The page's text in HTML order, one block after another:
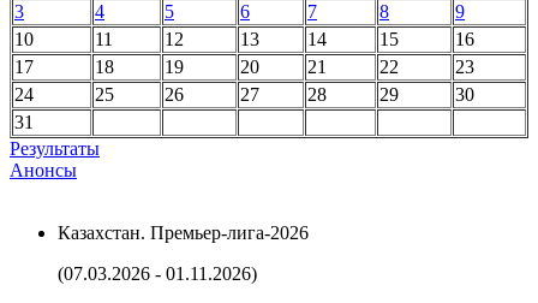
3
4 5 6 7 8
9
10
11 12 13 14 15
16
17
18 19 20 21 22
23
24
25 26 27 28 29
30
31
Результаты
Анонсы
Казахстан. Премьер-лига-2026
(07.03.2026 - 01.11.2026)